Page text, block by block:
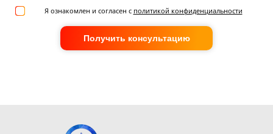
Я ознакомлен и согласен с политикой конфиденциальности
Получить консультацию